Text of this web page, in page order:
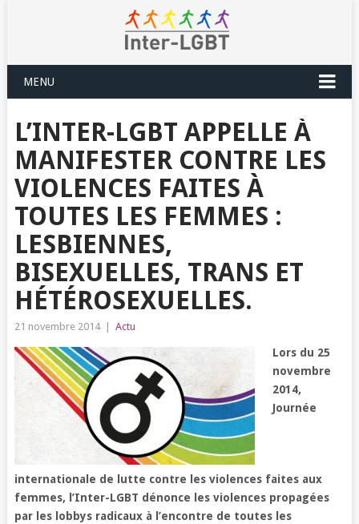
MENU
L’INTER-LGBT APPELLE À
MANIFESTER CONTRE LES
VIOLENCES FAITES À
TOUTES LES FEMMES :
LESBIENNES,
BISEXUELLES, TRANS ET
HÉTÉROSEXUELLES.
21 novembre 2014 Actu
Lors du 25
novembre
2014,
Journée
internationale de lutte contre les violences faites aux
femmes, l’Inter-LGBT dénonce les violences propagées
par les lobbys radicaux à l’encontre de toutes les